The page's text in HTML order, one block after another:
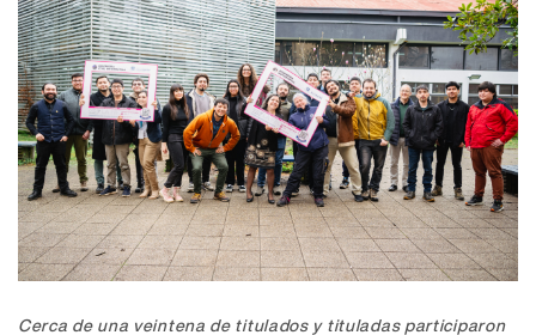
Cerca de una veintena de titulados y tituladas participaron